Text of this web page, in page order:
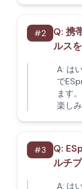
#2 Q: 携
ルス
A: は
で
ます
楽し
#3 Q:
ルチ
A: は